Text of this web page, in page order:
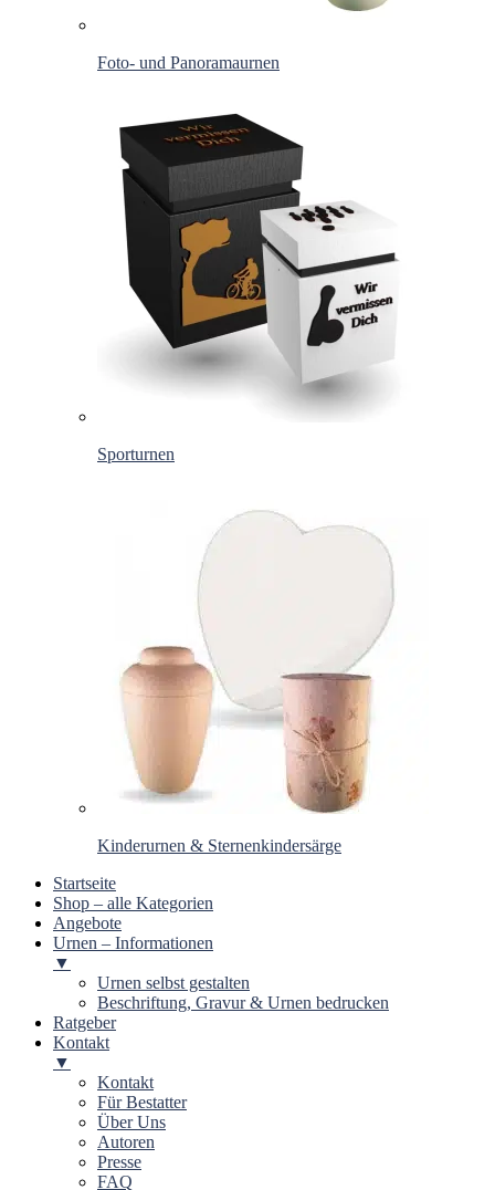
Foto- und Panoramaurnen
Sporturnen
Kinderurnen & Sternenkindersärge
Startseite
Shop – alle Kategorien
Angebote
Urnen – Informationen
▼
Urnen selbst gestalten
Beschriftung, Gravur & Urnen bedrucken
Ratgeber
Kontakt
▼
Kontakt
Für Bestatter
Über Uns
Autoren
Presse
FAQ